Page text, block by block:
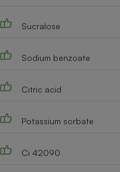
Sucralose
Sodium benzoate
Citric acid
Potassium sorbate
Ci 42090